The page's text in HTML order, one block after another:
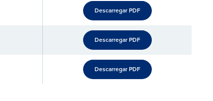
Descarregar PDF
Descarregar PDF
Descarregar PDF